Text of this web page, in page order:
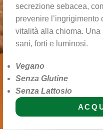
secrezione sebacea,
prevenire
vitalità alla chioma.
sani, forti e luminosi.
Vegano
Senza Glutine
Senza Lattosio